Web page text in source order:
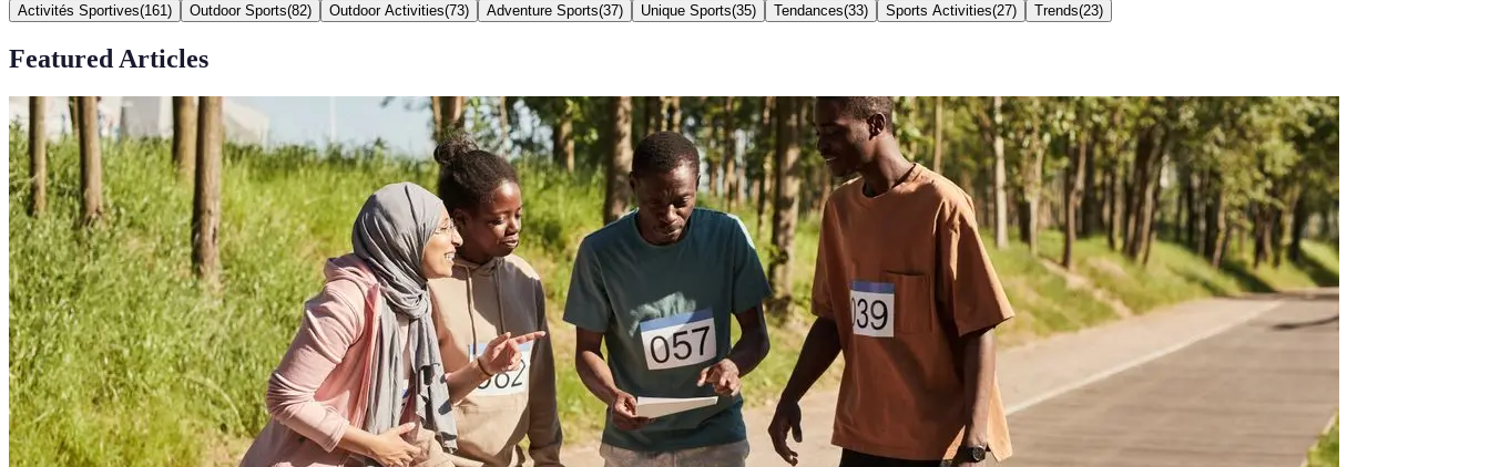
Activités Sportives(161 ) Outdoor Sports(82) Outdoor Activities(73) Adventure Sports(37) Unique Sports(35) Tendances(33) Sports Activities(27) Trends(23)
Featured Articles